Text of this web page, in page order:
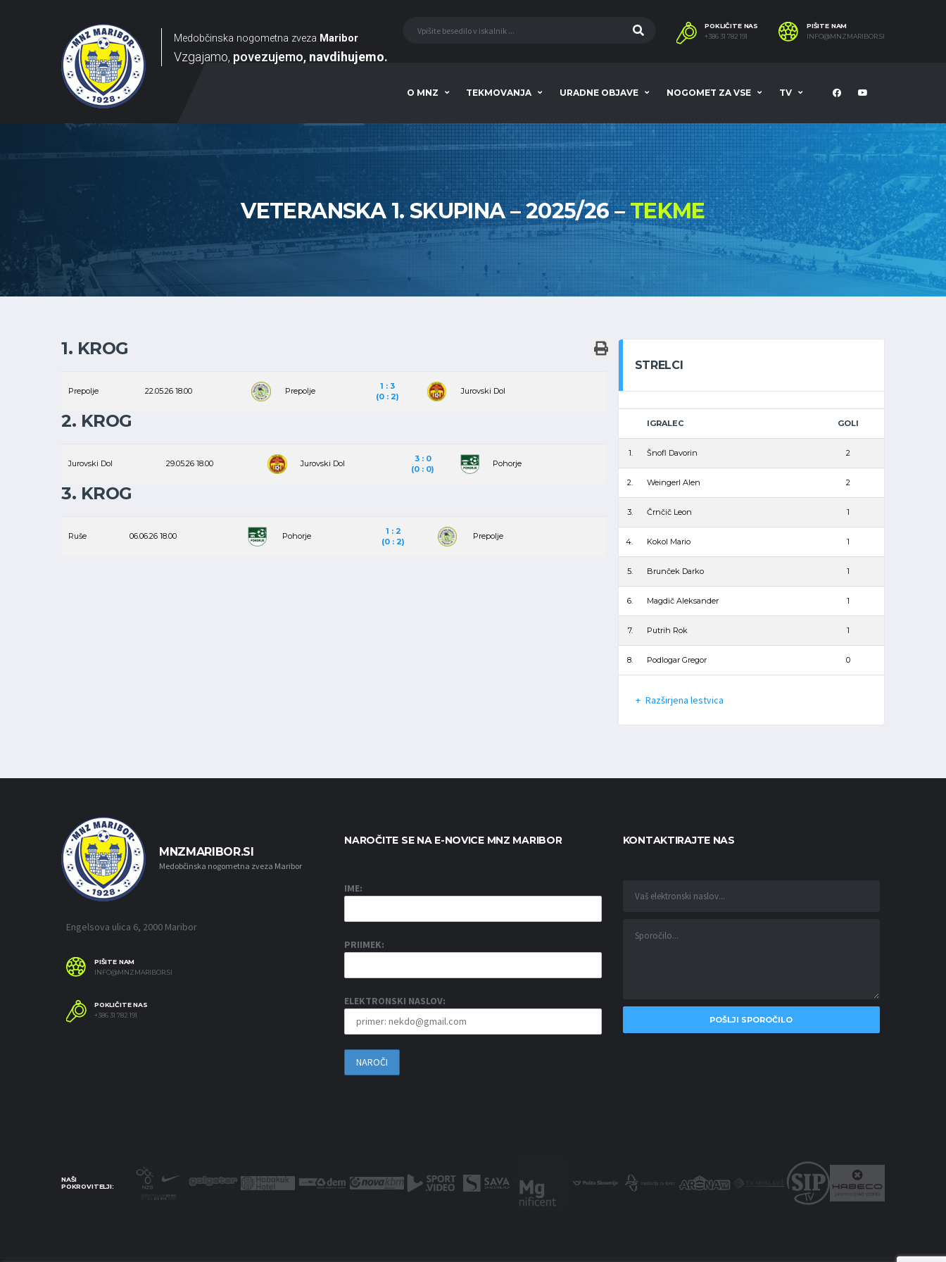
POKLIČITE NAS
+386 31 782 191
PIŠITE NAM
INFO@MNZMARIBOR.SI
Medobčinska nogometna zveza Maribor
Vzgajamo povezujemo navdihujemo
O MNZ TEKMOVANJA URADNE OBJAVE NOGOMET ZA VSE TV
VETERANSKA 1. SKUPINA – 2025/26 –TEKME
1. KROG
Prepolje 22.05.26 18.00 Prepolje
1 : 3
(0 : 2)
Jurovski Dol
2. KROG
Jurovski Dol 29.05.26 18.00 Jurovski Dol
3 : 0
(0 : 0)
Pohorje
3. KROG
Ruše 06.06.26 18.00 Pohorje
1 : 2
(0 : 2)
Prepolje
STRELCI
IGRALEC GOLI
1. Šnofl Davorin 2
2. Weingerl Alen 2
3. Črnčič Leon 1
4. Kokol Mario 1
5. Brunček Darko 1
6. Magdič Aleksander 1
7. Putrih Rok 1
8. Podlogar Gregor 0
Razširjena lestvica
MNZMARIBOR.SI
Medobčinska nogometna zveza Maribor
Engelsova ulica 6, 2000 Maribor
PIŠITE NAM
INFO@MNZMARIBOR.SI
POKLIČITE NAS
+386 31 782 191
NAROČITE SE NA E-NOVICE MNZ MARIBOR
IME:
PRIIMEK:
ELEKTRONSKI NASLOV:
KONTAKTIRAJTE NAS
NAŠI
POKROVITELJI: